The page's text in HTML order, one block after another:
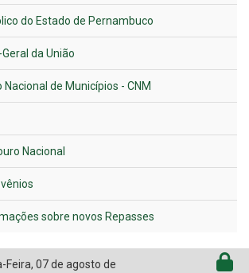
do Estado de Pernambuco
da União
de Municípios - CNM
Nacional
sobre novos Repasses
Feira, 07 de agosto de